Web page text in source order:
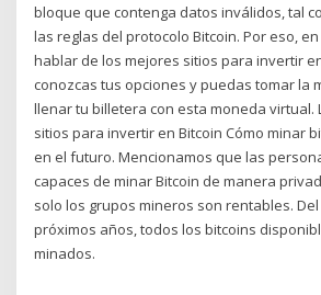
bloque que contenga datos inválidos, tal
las reglas del protocolo Bitcoin. Por eso,
hablar de los mejores sitios para invertir
conozcas tus opciones y puedas tomar la
llenar tu billetera con esta moneda virtual.
sitios para invertir en Bitcoin Cómo minar
en el futuro. Mencionamos que las
capaces de minar Bitcoin de manera
solo los grupos mineros son rentables.
próximos años, todos los bitcoins
minados.